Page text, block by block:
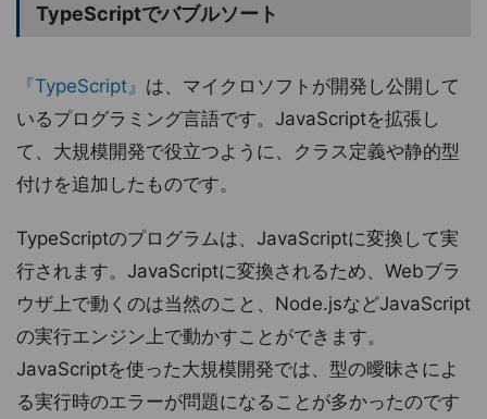
TypeScriptでバブルソート
『TypeScript』 は、マイクロソフトが開発し公開して
いるプログラミング言語です。JavaScriptを拡張し
て、大規模開発で役立つように、クラス定義や静的型
付けを追加したものです。
TypeScriptのプログラムは、JavaScriptに変換して実
行されます。JavaScriptに変換されるため、Webブラ
ウザ上で動くのは当然のこと、Node.jsなどJavaScript
の実行エンジン上で動かすことができます。
JavaScriptを使った大規模開発では、型の曖昧さによ
る実行時のエラーが問題になることが多かったのです